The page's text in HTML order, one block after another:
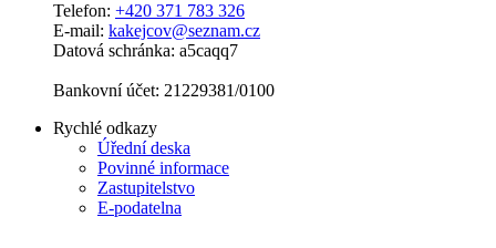
Telefon: +420 371 783 326
E-mail: kakejcov@seznam.cz
Datová schránka: a5caqq7
Bankovní účet: 21229381/0100
Rychlé odkazy
Úřední deska
Povinné informace
Zastupitelstvo
E-podatelna